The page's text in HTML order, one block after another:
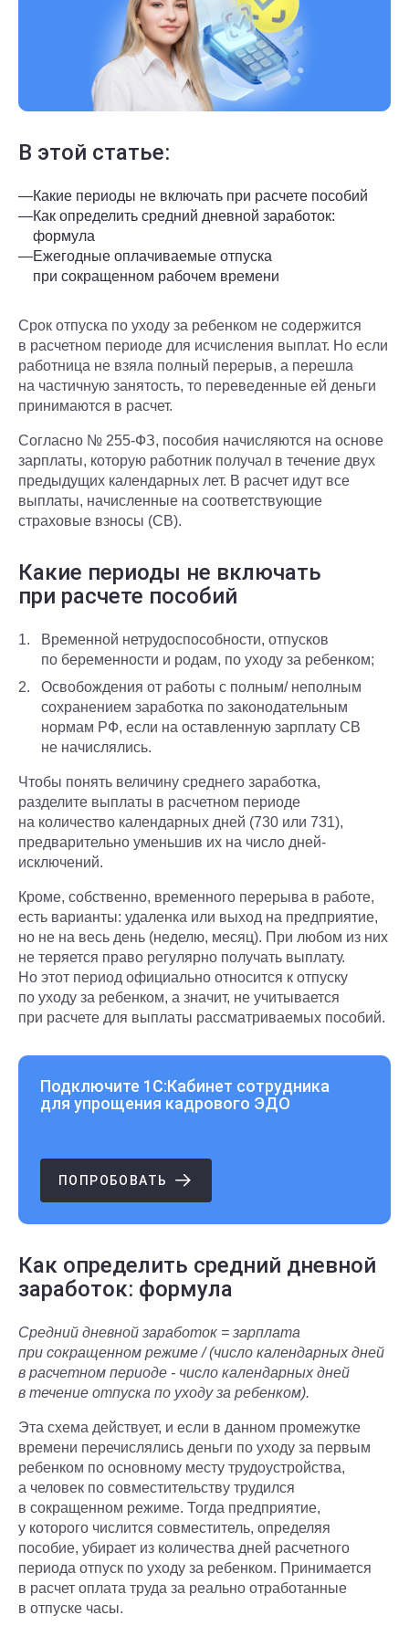
В этой статье:
—Какие периоды не включать при расчете пособий
—Как определить средний дневной заработок:
формула
—Ежегодные оплачиваемые отпуска
при сокращенном рабочем времени
Срок отпуска по уходу за ребенком не содержится
в расчетном периоде для исчисления выплат. Но если
работница не взяла полный перерыв, а перешла
на частичную занятость, то переведенные ей деньги
принимаются в расчет.
Согласно № 255-ФЗ, пособия начисляются на основе
зарплаты, которую работник получал в течение двух
предыдущих календарных лет. В расчет идут все
выплаты, начисленные на соответствующие
страховые взносы (СВ).
Какие периоды не включать
при расчете пособий
Временной нетрудоспособности, отпусков
по беременности и родам, по уходу за ребенком;
Освобождения от работы с полным/ неполным
сохранением заработка по законодательным
нормам РФ, если на оставленную зарплату СВ
не начислялись.
Чтобы понять величину среднего заработка,
разделите выплаты в расчетном периоде
на количество календарных дней (730 или 731),
предварительно уменьшив их на число дней-
исключений.
Кроме, собственно, временного перерыва в работе,
есть варианты: удаленка или выход на предприятие,
но не на весь день (неделю, месяц). При любом из них
не теряется право регулярно получать выплату.
Но этот период официально относится к отпуску
по уходу за ребенком, а значит, не учитывается
при расчете для выплаты рассматриваемых пособий.
Подключите 1С:Кабинет сотрудника
для упрощения кадрового ЭДО
ПОПРОБОВАТЬ
Как определить средний дневной
заработок: формула
Средний дневной заработок = зарплата
при сокращенном режиме / (число календарных дней
в расчетном периоде - число календарных дней
в течение отпуска по уходу за ребенком).
Эта схема действует, и если в данном промежутке
времени перечислялись деньги по уходу за первым
ребенком по основному месту трудоустройства,
а человек по совместительству трудился
в сокращенном режиме. Тогда предприятие,
у которого числится совместитель, определяя
пособие, убирает из количества дней расчетного
периода отпуск по уходу за ребенком. Принимается
в расчет оплата труда за реально отработанные
в отпуске часы.